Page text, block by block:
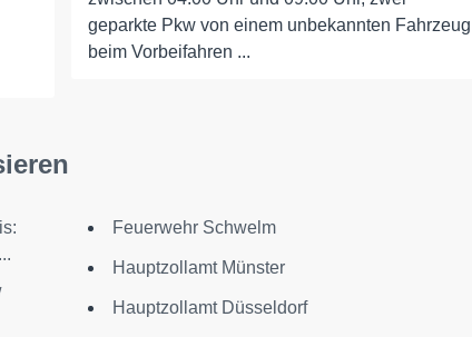
geparkte Pkw von einem unbekannten Fahrzeug
beim Vorbeifahren ...
Feuerwehr Schwelm
Hauptzollamt Münster
Hauptzollamt Düsseldorf